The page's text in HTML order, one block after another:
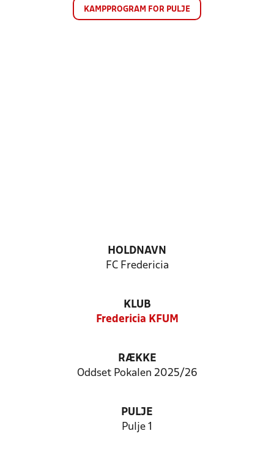
KAMPPROGRAM FOR PULJE
HOLDNAVN
FC Fredericia
KLUB
Fredericia KFUM
RÆKKE
Oddset Pokalen 2025/26
PULJE
Pulje 1